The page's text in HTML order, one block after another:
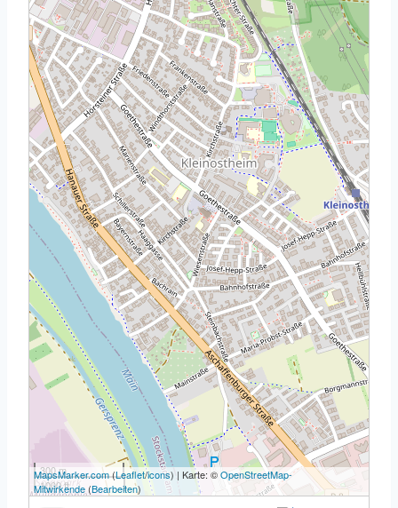
300 m
1000 ft
MapsMarker.com(Leaflet/icons) | Karte: ©OpenStreetMap-
Mitwirkende (Bearbeiten)